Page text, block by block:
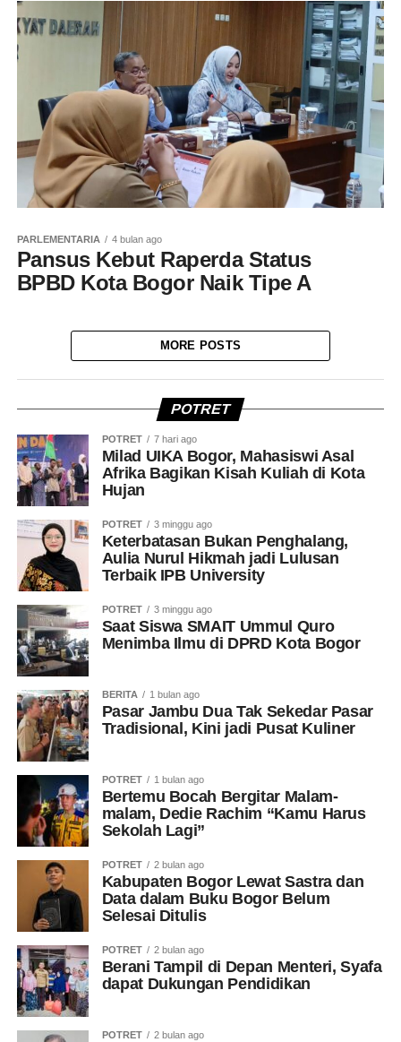
PARLEMENTARIA 4 bulan ago
Pansus Kebut Raperda Status
BPBD Kota Bogor Naik Tipe A
MORE POSTS
POTRET
POTRET 7 hari ago
Milad UIKA Bogor, Mahasiswi Asal
Afrika Bagikan Kisah Kuliah di Kota
Hujan
POTRET 3 minggu ago
Keterbatasan Bukan Penghalang,
Aulia Nurul Hikmah jadi Lulusan
Terbaik IPB University
POTRET 3 minggu ago
Saat Siswa SMAIT Ummul Quro
Menimba Ilmu di DPRD Kota Bogor
BERITA 1 bulan ago
Pasar Jambu Dua Tak Sekedar Pasar
Tradisional, Kini jadi Pusat Kuliner
POTRET 1 bulan ago
Bertemu Bocah Bergitar Malam-
malam, Dedie Rachim “Kamu Harus
Sekolah Lagi”
POTRET 2 bulan ago
Kabupaten Bogor Lewat Sastra dan
Data dalam Buku Bogor Belum
Selesai Ditulis
POTRET 2 bulan ago
Berani Tampil di Depan Menteri, Syafa
dapat Dukungan Pendidikan
POTRET 2 bulan ago